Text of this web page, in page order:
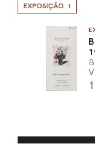
EXPOSIÇÃO 1